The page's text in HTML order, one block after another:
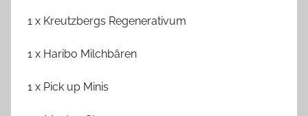
1 x Kreutzbergs Regenerativum
1 x Haribo Milchbären
1 x Pick up Minis